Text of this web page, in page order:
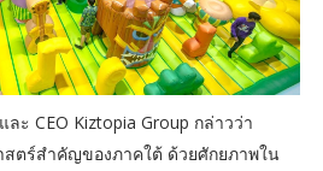
ะ CEO Kiztopia Group กล่าวว่า
ตร์สำคัญของภาคใต้ ด้วยศักยภาพใน